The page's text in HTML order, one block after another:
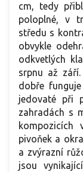
cm, tedy
poloplné, v
středu s
obvykle
odkvetlých
srpnu až
dobře
jedovaté při
zahradách s
kompozicích
pivoňek a
a zvýrazní
jsou